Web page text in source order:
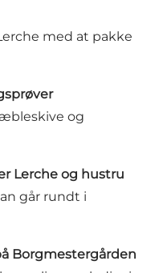
med at pakke
og
Lerche og hustru
går rundt i
Borgmestergården